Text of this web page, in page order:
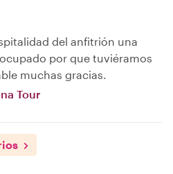
del anfitrión una
por que tuviéramos
muchas gracias.
Tour